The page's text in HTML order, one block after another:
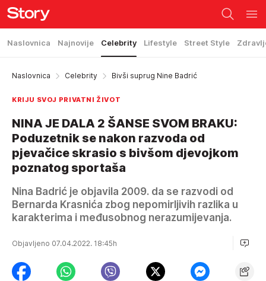
Naslovnica Najnovije Celebrity Lifestyle Street Style
Naslovnica Celebrity Bivši suprug Nine Badrić
KRIJU SVOJ PRIVATNI ŽIVOT
NINA JE DALA 2 ŠANSE SVOM BRAKU:
Poduzetnik se nakon razvoda od
pjevačice skrasio s bivšom djevojkom
poznatog sportaša
Nina Badrić je objavila 2009. da se razvodi od
Bernarda Krasnića zbog nepomirljivih razlika u
karakterima i međusobnog nerazumijevanja.
Objavljeno 07.04.2022. 18:45h